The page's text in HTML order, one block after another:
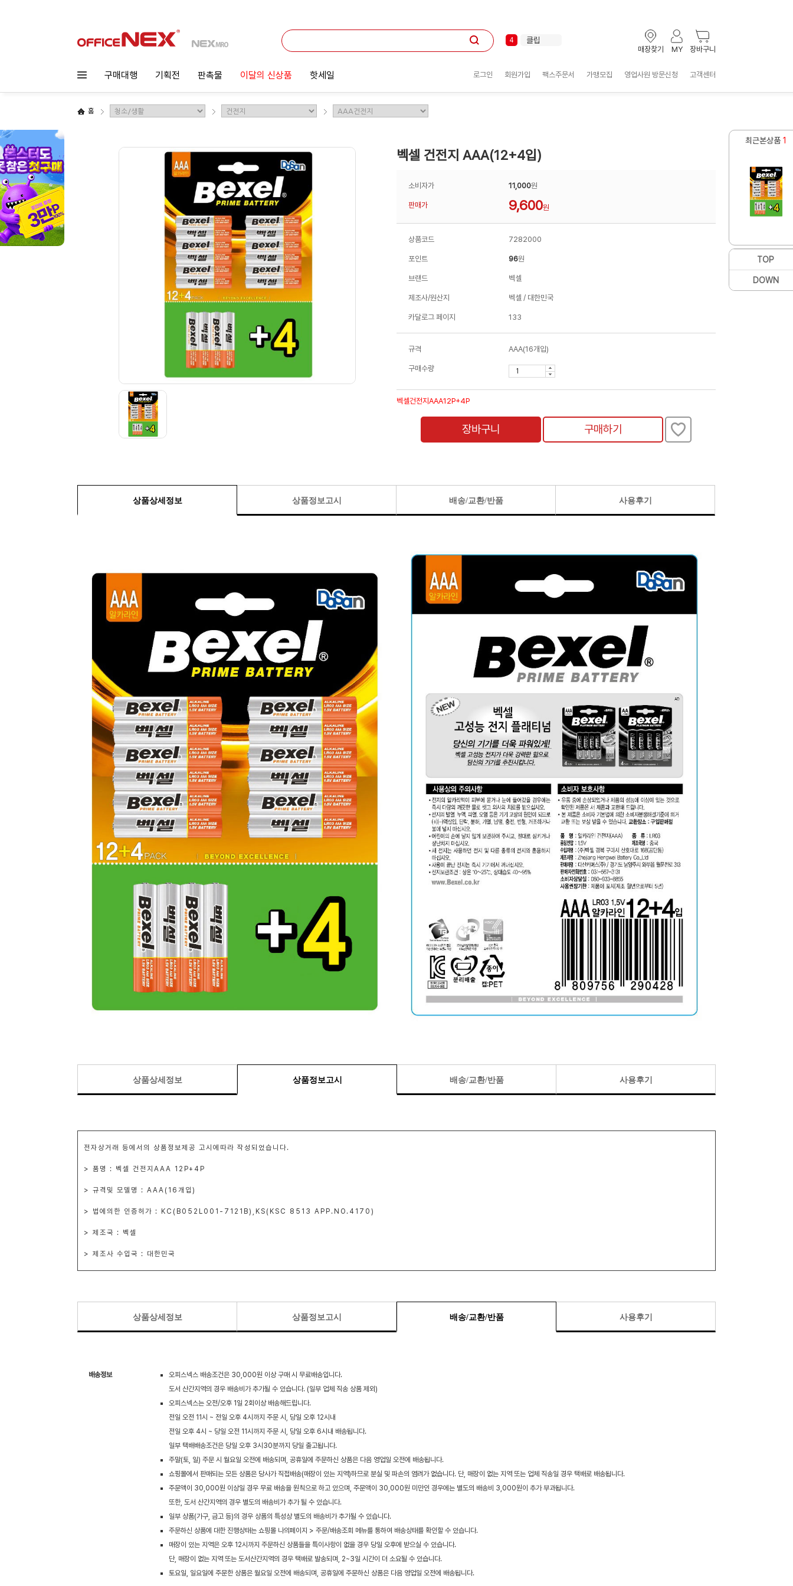
4 클립
7 마우스
매장찾기 MY 장바구니
구매대행 기획전 판촉물 이달의 신상품 핫세일 로그인 회원가입 팩스주문서 가맹모집 영업사원 방문신청 고객센터
홈
벡셀 건전지 AAA(12+4입)
소비자가 11,000원
판매가 9,600원
상품코드 7282000
포인트 96원
브랜드 벡셀
제조사/원산지 벡셀 / 대한민국
카달로그 페이지 133
규격 AAA(16개입)
구매수량
벡셀건전지AAA12P+4P
장바구니 구매하기
상품상세정보 상품정보고시 배송/교환/반품 사용후기
상품상세정보 상품정보고시 배송/교환/반품 사용후기
전자상거래 등에서의 상품정보제공 고시에따라 작성되었습니다.
> 품명 : 벡셀 건전지AAA 12P+4P
> 규격및 모델명 : AAA(16개입)
> 법에의한 인증허가 : KC(B052L001-7121B),KS(KSC 8513 APP.NO.4170)
> 제조국 : 벡셀
> 제조사 수입국 : 대한민국
상품상세정보 상품정보고시 배송/교환/반품 사용후기
배송정보
오피스넥스 배송조건은 30,000원 이상 구매 시 무료배송입니다.
도서 산간지역의 경우 배송비가 추가될 수 있습니다. (일부 업체 직송 상품 제외)
오피스넥스는 오전/오후 1일 2회이상 배송해드립니다.
전일 오전 11시 ~ 전일 오후 4시까지 주문 시, 당일 오후 12시내
전일 오후 4시 ~ 당일 오전 11시까지 주문 시, 당일 오후 6시내 배송됩니다.
일부 택배배송조건은 당일 오후 3시30분까지 당일 출고됩니다.
주말(토, 일) 주문 시 월요일 오전에 배송되며, 공휴일에 주문하신 상품은 다음 영업일 오전에 배송됩니다.
쇼핑몰에서 판매되는 모든 상품은 당사가 직접배송(매장이 있는 지역)하므로 분실 및 파손의 염려가 없습니다. 단, 매장이 없는 지역 또는 업체 직송일 경우 택배로 배송됩니다.
주문액이 30,000원 이상일 경우 무료 배송을 원칙으로 하고 있으며, 주문액이 30,000원 미만인 경우에는 별도의 배송비 3,000원이 추가 부과됩니다.
또한, 도서 산간지역의 경우 별도의 배송비가 추가 될 수 있습니다.
일부 상품(가구, 금고 등)의 경우 상품의 특성상 별도의 배송비가 추가될 수 있습니다.
주문하신 상품에 대한 진행상태는 쇼핑몰 나의페이지 > 주문/배송조회 메뉴를 통하여 배송상태를 확인할 수 있습니다.
매장이 있는 지역은 오후 12시까지 주문하신 상품들을 특이사항이 없을 경우 당일 오후에 받으실 수 있습니다.
단, 매장이 없는 지역 또는 도서산간지역의 경우 택배로 발송되며, 2~3일 시간이 더 소요될 수 있습니다.
토요일, 일요일에 주문한 상품은 월요일 오전에 배송되며, 공휴일에 주문하신 상품은 다음 영업일 오전에 배송됩니다.
최근본상품 1
TOP
DOWN